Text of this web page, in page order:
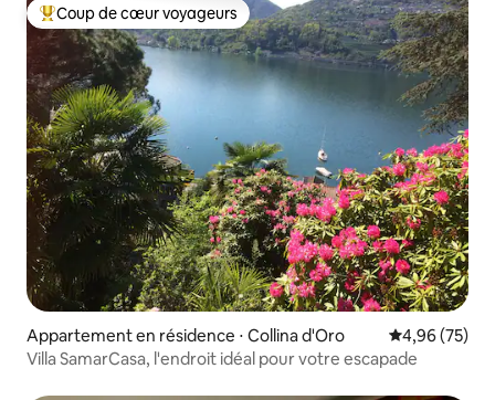
Coups de cœur voyageurs les plus appréciés
Coup de cœur voyageurs
Appartement en résidence ⋅ Collina d'Oro Évaluation
4,96 (75)
Villa SamarCasa, l'endroit idéal pour votre escapade